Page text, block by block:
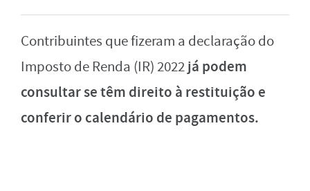
Contribuintes que fizeram a declaração do
Imposto de Renda (IR) 2022já podem
consultar se têm direito à restituição e
conferir o calendário de pagamentos.